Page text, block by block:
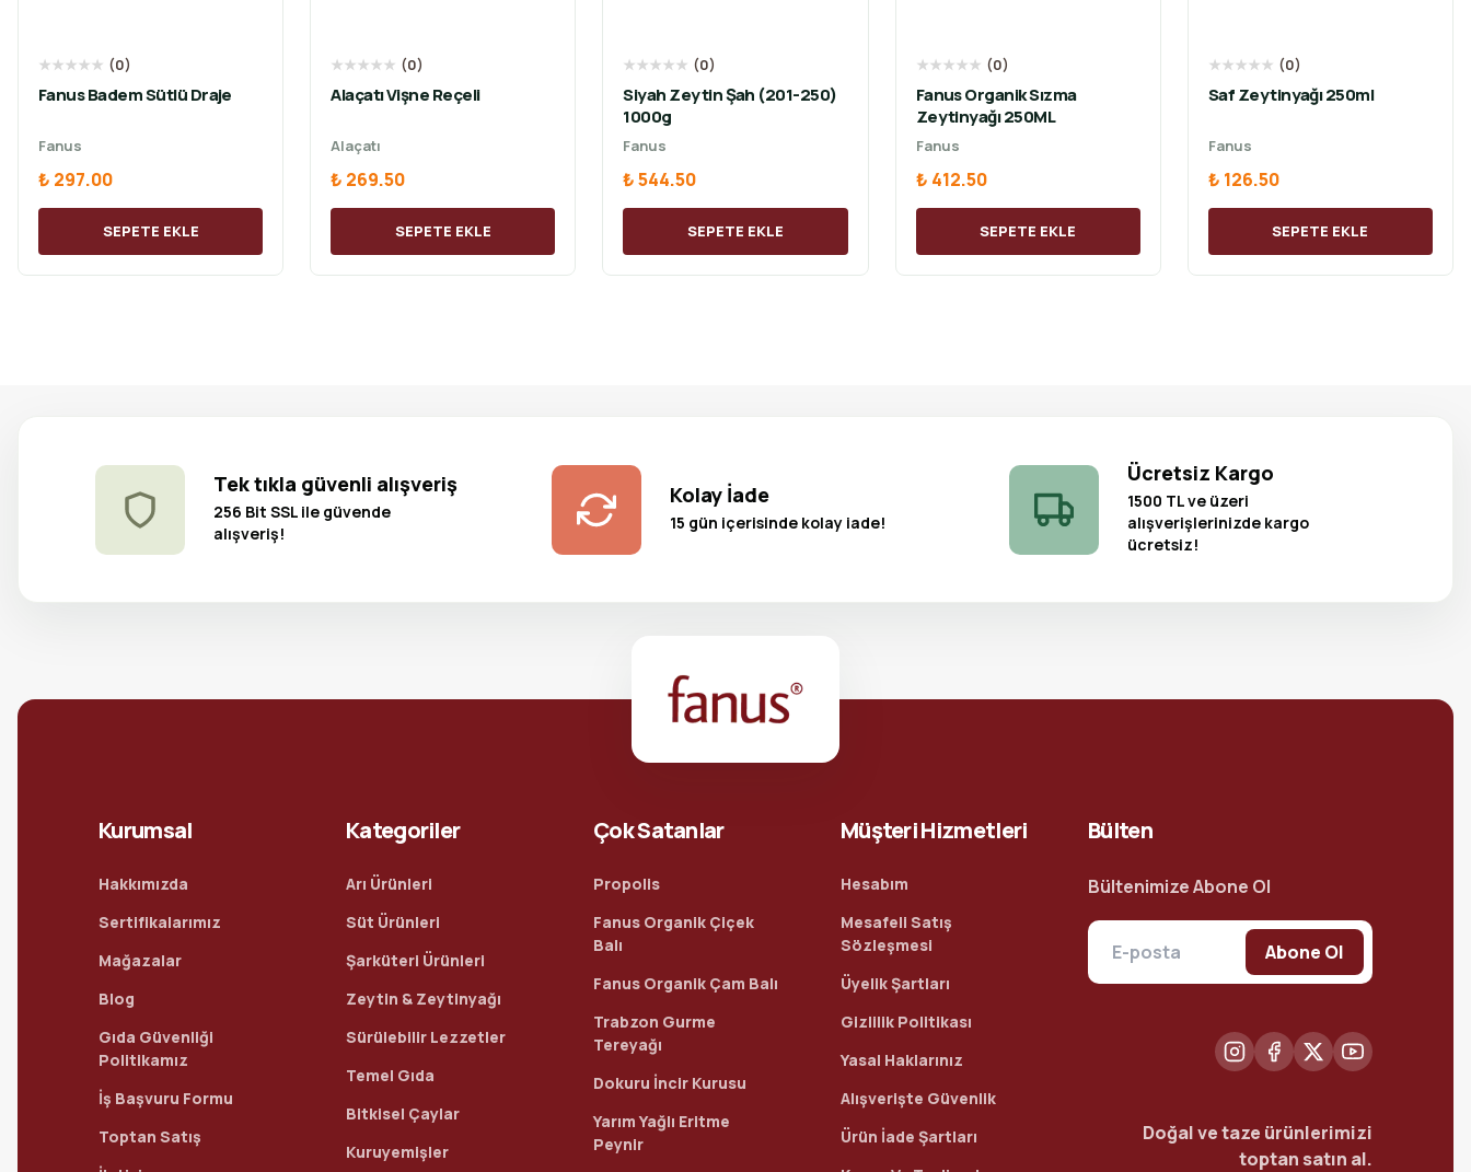
★★★★★ (0)
Fanus Badem Sütlü Draje
Fanus
₺ 297.00
SEPETE EKLE
★★★★★ (0)
Alaçatı Vişne Reçeli
Alaçatı
₺ 269.50
SEPETE EKLE
★★★★★ (0)
Siyah Zeytin Şah (201-250)
1000g
Fanus
₺ 544.50
SEPETE EKLE
★★★★★ (0)
Fanus Organik Sızma
Zeytinyağı 250ML
Fanus
₺ 412.50
SEPETE EKLE
★★★★★ (0)
Saf Zeytinyağı 250ml
Fanus
₺ 126.50
SEPETE EKLE
Tek tıkla güvenli alışveriş
256 Bit SSL ile güvende
alışveriş!
Kolay İade
15 gün içerisinde kolay iade!
Ücretsiz Kargo
1500 TL ve üzeri
alışverişlerinizde kargo
ücretsiz!
Kurumsal
Hakkımızda
Sertifikalarımız
Mağazalar
Blog
Gıda Güvenliği
Politikamız
İş Başvuru Formu
Toptan Satış
Kategoriler
Arı Ürünleri
Süt Ürünleri
Şarküteri Ürünleri
Zeytin & Zeytinyağı
Sürülebilir Lezzetler
Temel Gıda
Bitkisel Çaylar
Kuruyemişler
Çok Satanlar
Propolis
Fanus Organik Çiçek
Balı
Fanus Organik Çam Balı
Trabzon Gurme
Tereyağı
Dokuru İncir Kurusu
Yarım Yağlı Eritme
Peynir
Müşteri Hizmetleri
Hesabım
Mesafeli Satış
Sözleşmesi
Üyelik Şartları
Gizlilik Politikası
Yasal Haklarınız
Alışverişte Güvenlik
Ürün İade Şartları
Bülten
Bültenimize Abone Ol
Abone Ol
Doğal ve taze ürünlerimizi
toptan satın al.